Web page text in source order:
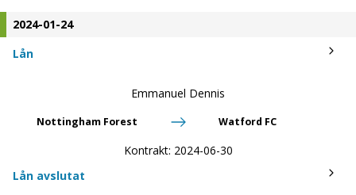
2024-01-24
Lån
Emmanuel Dennis
Nottingham Forest Watford FC
Kontrakt: 2024-06-30
Lån avslutat